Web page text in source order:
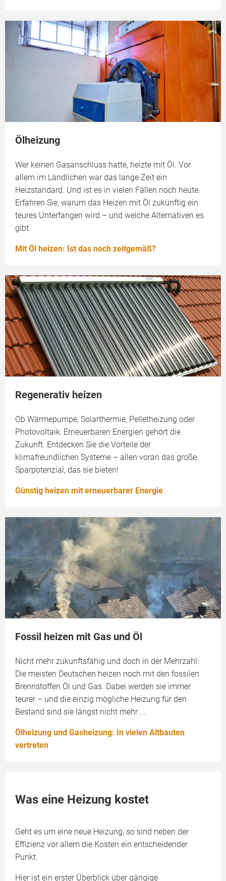
Ölheizung
Wer keinen Gasanschluss hatte, heizte mit Öl. Vor
allem im Ländlichen war das lange Zeit ein
Heizstandard. Und ist es in vielen Fällen noch heute.
Erfahren Sie, warum das Heizen mit Öl zukünftig ein
teures Unterfangen wird – und welche Alternativen es
gibt.
Mit Öl heizen: Ist das noch zeitgemäß?
Regenerativ heizen
Ob Wärmepumpe, Solarthermie, Pelletheizung oder
Photovoltaik: Erneuerbaren Energien gehört die
Zukunft. Entdecken Sie die Vorteile der
klimafreundlichen Systeme – allen voran das große
Sparpotenzial, das sie bieten!
Günstig heizen mit erneuerbarer Energie
Fossil heizen mit Gas und Öl
Nicht mehr zukunftsfähig und doch in der Mehrzahl:
Die meisten Deutschen heizen noch mit den fossilen
Brennstoffen Öl und Gas. Dabei werden sie immer
teurer – und die einzig mögliche Heizung für den
Bestand sind sie längst nicht mehr ...
Ölheizung und Gasheizung: In vielen Altbauten
vertreten
Was eine Heizung kostet
Geht es um eine neue Heizung, so sind neben der
Effizienz vor allem die Kosten ein entscheidender
Punkt.
Hier ist ein erster Überblick über gängige